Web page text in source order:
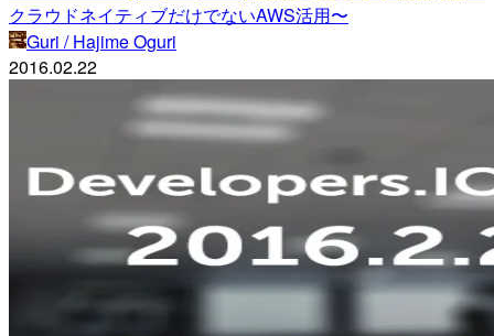
クラウドネイティブだけでないAWS活用〜
Guri / Hajime Oguri
2016.02.22